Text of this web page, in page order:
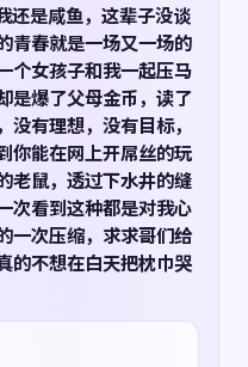
还是咸鱼，这辈子没谈
青春就是一场又一场的
个女孩子和我一起压马
是爆了父母金币，读了
有理想，没有目标，
你能在网上开屌丝的玩
老鼠，透过下水井的缝
次看到这种都是对我心
一次压缩，求求哥们给
的不想在白天把枕巾哭